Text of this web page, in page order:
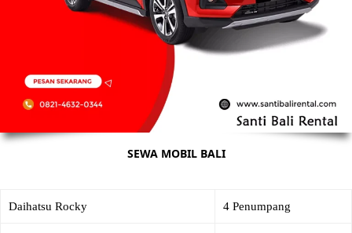
SEWA MOBIL BALI
Daihatsu Rocky 4 Penumpang